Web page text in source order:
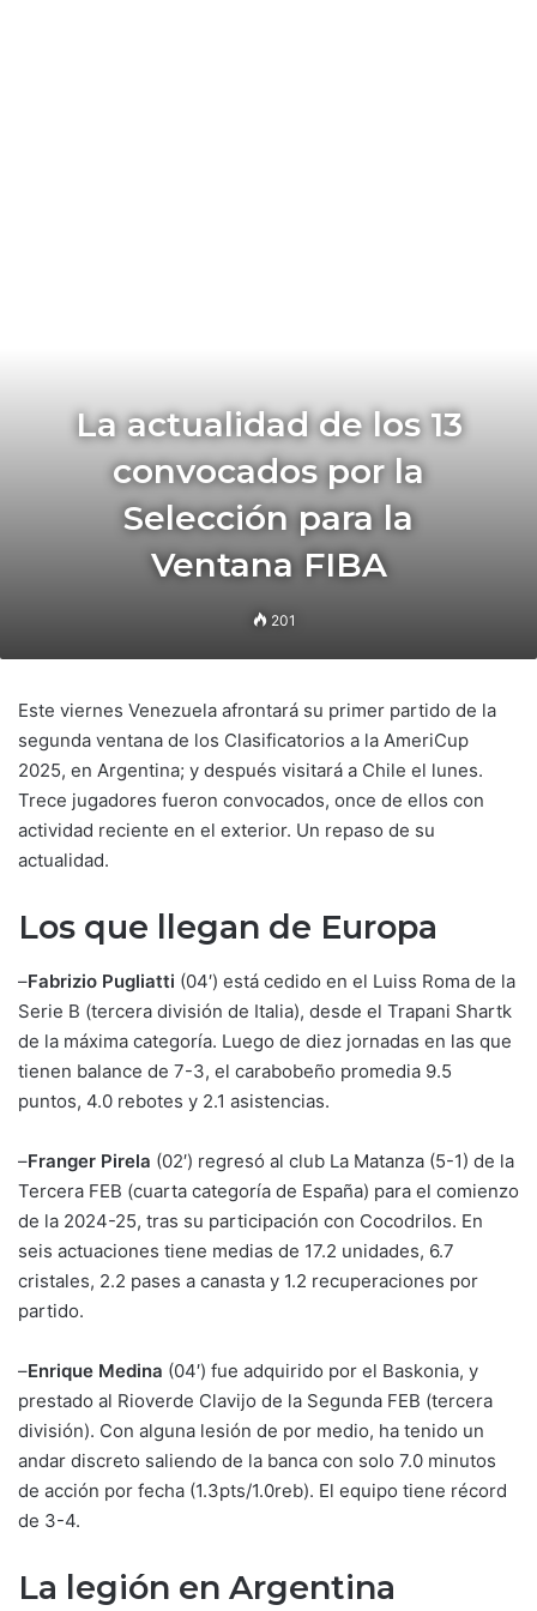
La actualidad de los 13
convocados por la
Selección para la
Ventana FIBA
201
Este viernes Venezuela afrontará su primer partido de la
segunda ventana de los Clasificatorios a la AmeriCup
2025, en Argentina; y después visitará a Chile el lunes.
Trece jugadores fueron convocados, once de ellos con
actividad reciente en el exterior. Un repaso de su
actualidad.
Los que llegan de Europa
–Fabrizio Pugliatti (04′) está cedido en el Luiss Roma de la
Serie B (tercera división de Italia), desde el Trapani Shartk
de la máxima categoría. Luego de diez jornadas en las que
tienen balance de 7-3, el carabobeño promedia 9.5
puntos, 4.0 rebotes y 2.1 asistencias.
–Franger Pirela (02′) regresó al club La Matanza (5-1) de la
Tercera FEB (cuarta categoría de España) para el comienzo
de la 2024-25, tras su participación con Cocodrilos. En
seis actuaciones tiene medias de 17.2 unidades, 6.7
cristales, 2.2 pases a canasta y 1.2 recuperaciones por
partido.
–Enrique Medina (04′) fue adquirido por el Baskonia, y
prestado al Rioverde Clavijo de la Segunda FEB (tercera
división). Con alguna lesión de por medio, ha tenido un
andar discreto saliendo de la banca con solo 7.0 minutos
de acción por fecha (1.3pts/1.0reb). El equipo tiene récord
de 3-4.
La legión en Argentina